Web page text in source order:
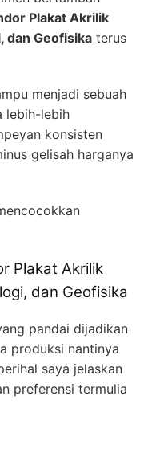
Plakat Akrilik
dan Geofisika terus
menjadi sebuah
lebih-lebih
konsisten
gelisah harganya
Plakat Akrilik
dan Geofisika
pandai dijadikan
produksi nantinya
saya jelaskan
preferensi termulia